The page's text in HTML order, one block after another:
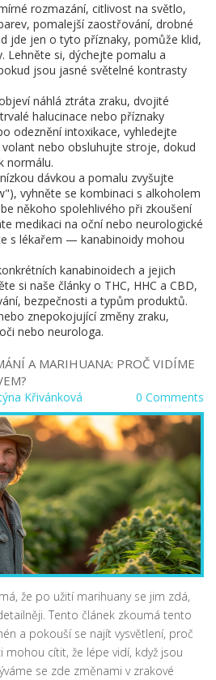
rozmazání, citlivost na světlo,
pomalejší zaostřování, drobné
jde jen o tyto příznaky, pomůže klid,
Lehněte si, dýchejte pomalu a
jsou jasné světelné kontrasty
náhlá ztráta zraku, dvojité
halucinace nebo příznaky
odeznění intoxikace, vyhledejte
nebo obsluhujte stroje, dokud
normálu.
dávkou a pomalu zvyšujte
vyhněte se kombinaci s alkoholem
někoho spolehlivého při zkoušení
medikaci na oční nebo neurologické
s lékařem — kanabinoidy mohou
kanabinoidech a jejich
si naše články o THC, HHC a CBD,
bezpečnosti a typům produktů.
znepokojující změny zraku,
nebo neurologa.
A MARIHUANA: PROČ VIDÍME
Křivánková 0 Comments
že po užití marihuany se jim zdá,
Tento článek zkoumá tento
a pokouší se najít vysvětlení, proč
mohou cítit, že lépe vidí, když jsou
se zde změnami v zrakové